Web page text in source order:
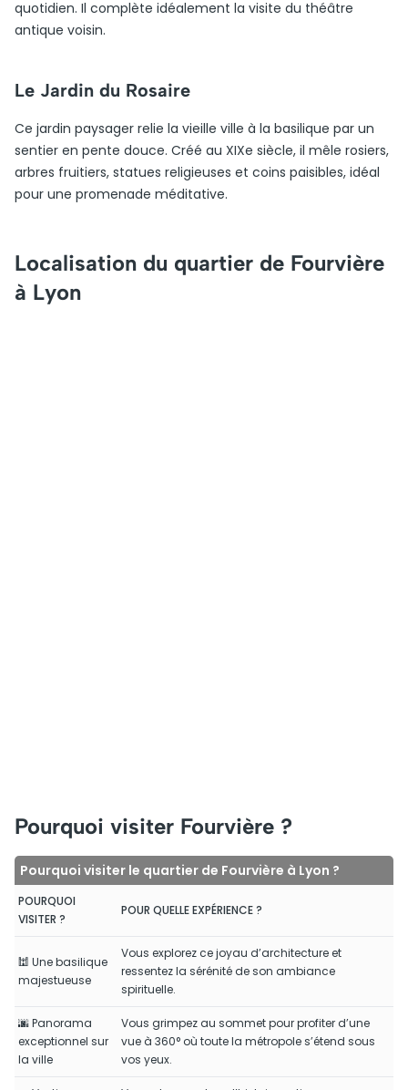
quotidien. Il complète idéalement la visite du théâtre
antique voisin.
Le Jardin du Rosaire
Ce jardin paysager relie la vieille ville à la basilique par un
sentier en pente douce. Créé au XIXe siècle, il mêle rosiers,
arbres fruitiers, statues religieuses et coins paisibles, idéal
pour une promenade méditative.
Localisation du quartier de Fourvière
à Lyon
Pourquoi visiter Fourvière ?
Pourquoi visiter le quartier de Fourvière à Lyon ?
POURQUOI
VISITER ?
POUR QUELLE EXPÉRIENCE ?
🕍 Une basilique
majestueuse
Vous explorez ce joyau d’architecture et
ressentez la sérénité de son ambiance
spirituelle.
🌆 Panorama
exceptionnel sur
la ville
Vous grimpez au sommet pour profiter d’une
vue à 360° où toute la métropole s’étend sous
vos yeux.